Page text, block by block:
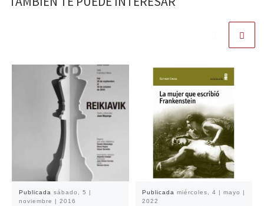
Publicada sábado, 5 |
noviembre | 2016
Publicada miércoles, 4 | mayo |
2022